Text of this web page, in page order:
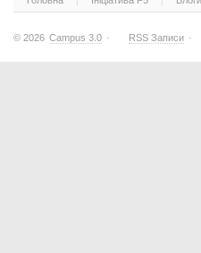
© 2026 Campus 3.0 · RSS Записи ·